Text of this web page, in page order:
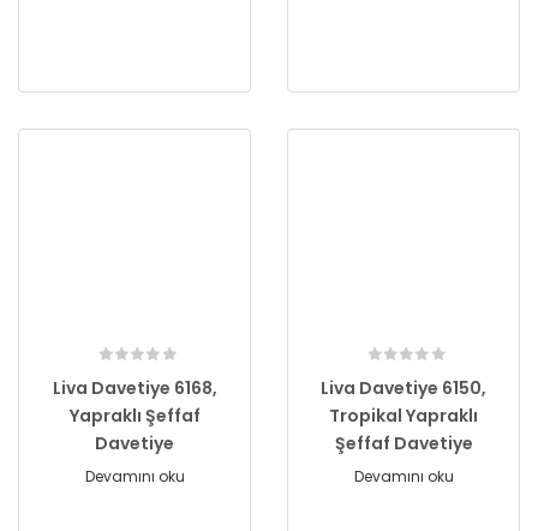
Liva Davetiye 6168,
Yapraklı Şeffaf
Davetiye
Devamını oku
Liva Davetiye 6150,
Tropikal Yapraklı
Şeffaf Davetiye
Devamını oku